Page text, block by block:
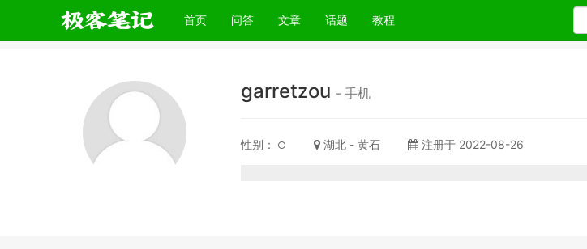
首页(current)
问答 文章 话题 教程
garretzou - 手机
性别： 湖北 - 黄石 注册于 2022-08-26